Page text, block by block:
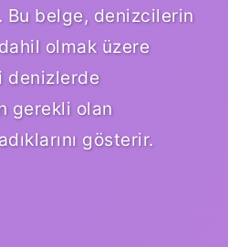
belge, denizcilerin
olmak üzere
denizlerde
gerekli olan
gösterir.